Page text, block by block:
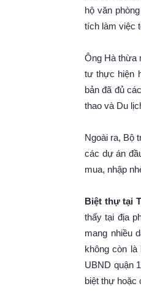
hộ văn
tích làm việc
Ông Hà thừa
tư thực hiện
bản đã đủ
thao và Du
Ngoài ra, Bộ
các dự án
mua, nhập
Biệt thự tại
thấy tại địa
mang nhiều
không còn
UBND quận
biệt thự hoặc